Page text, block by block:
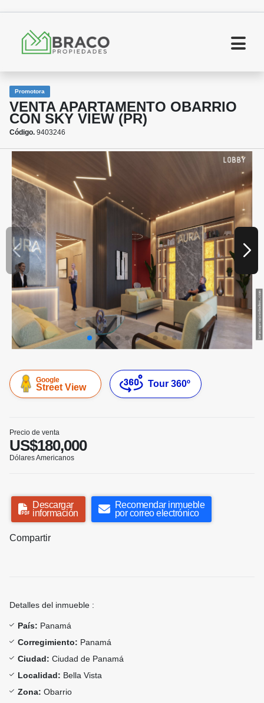
Promotora
VENTA APARTAMENTO OBARRIO
CON SKY VIEW (PR)
Código. 9403246
Google
Street View Tour 360º
Precio de venta
US$180,000
Dólares Americanos
Descargar
información
Recomendar inmueble
por correo electrónico
Compartir
Detalles del inmueble :
País: Panamá
Corregimiento: Panamá
Ciudad: Ciudad de Panamá
Localidad: Bella Vista
Zona: Obarrio